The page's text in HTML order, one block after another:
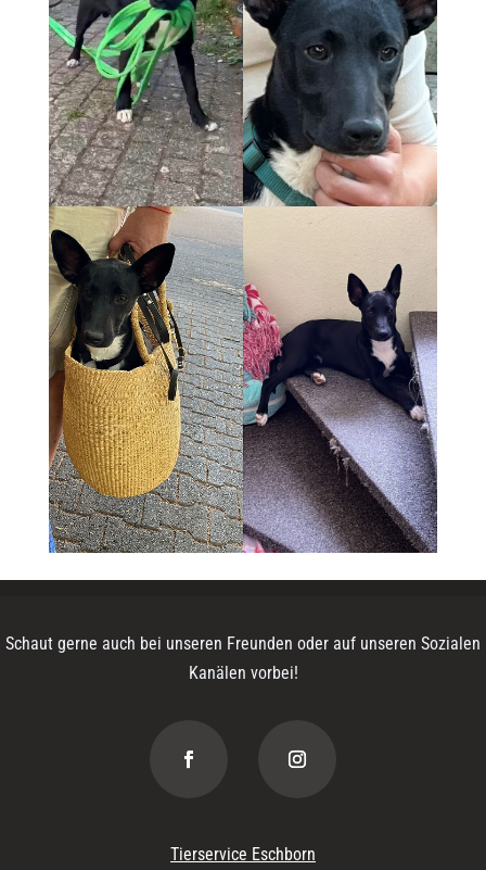
Schaut gerne auch bei unseren Freunden oder auf unseren Sozialen
Kanälen vorbei!
Tierservice Eschborn